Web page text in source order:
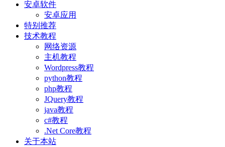
安卓软件
安卓应用
特别推荐
技术教程
网络资源
主机教程
Wordpress教程
python教程
php教程
JQuery教程
java教程
c#教程
.Net Core教程
关于本站